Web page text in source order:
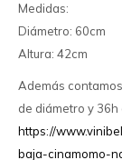
Medidas:
Diámetro: 60cm
Altura: 42cm
Además
de diámetro y 36h
https://
baja-cinamomo-